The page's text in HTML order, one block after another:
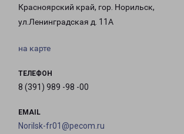
Красноярский край, гор. Норильск,
ул.Ленинградская д. 11А
на карте
ТЕЛЕФОН
8 (391) 989 -98 -00
EMAIL
Norilsk-fr01@pecom.ru